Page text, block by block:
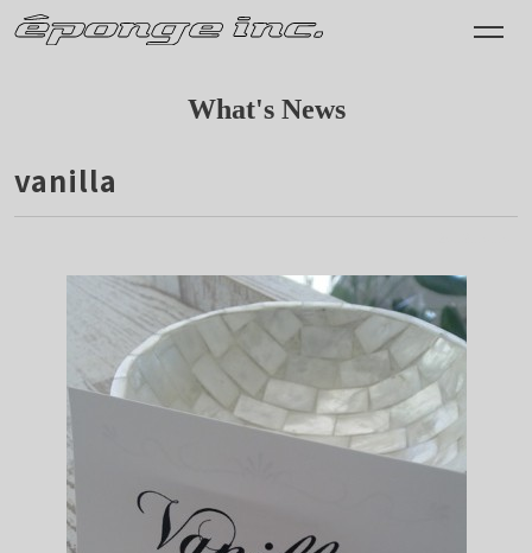
What's News
vanilla